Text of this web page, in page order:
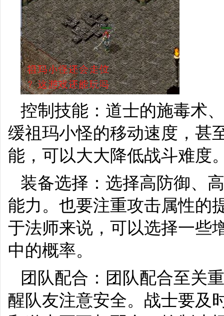
控制技能：道士的施毒术
缓祖玛小怪的移动速度，甚
能，可以大大降低战斗难度
装备选择：选择高防御、
能力。也要注重攻击属性的
于法师来说，可以选择一些
中的概率。
团队配合：团队配合至关
醒队友注意安全。战士要及